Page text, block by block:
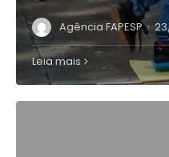
Agência FAPESP ·
Leia mais